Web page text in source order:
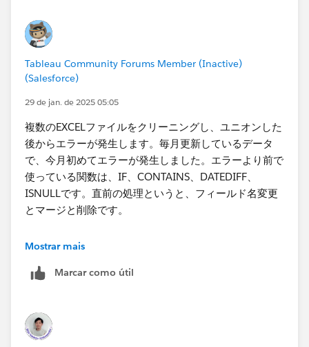
Tableau Community Forums Member (Inactive)
(Salesforce)
29 de jan. de 2025 05:05
複数のEXCELファイルをクリーニングし、ユニオンした
後からエラーが発生します。毎月更新しているデータ
で、今月初めてエラーが発生しました。エラーより前で
使っている関数は、IF、CONTAINS、DATEDIFF、
ISNULLです。直前の処理というと、フィールド名変更
とマージと削除です。
下記の出力エラーと記入した部分でエラーとなります。
Mostrar mais
Marcar como útil